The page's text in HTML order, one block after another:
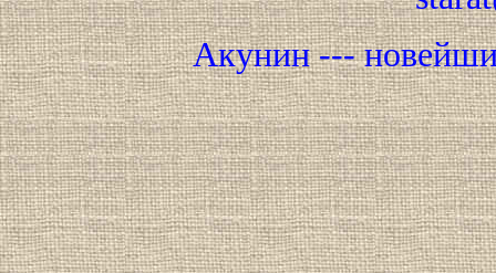
Акунин ---